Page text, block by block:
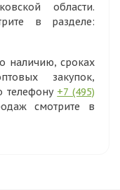
области.
в разделе:
наличию, сроках
закупок,
телефону +7 (495)
смотрите в